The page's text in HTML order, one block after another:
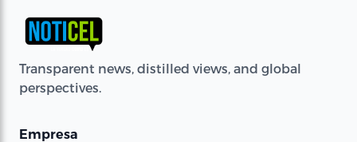
Transparent news, distilled views, and global
perspectives.
Empresa